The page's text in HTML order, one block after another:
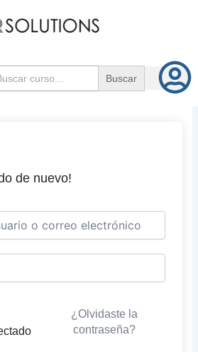
de nuevo!
¿Olvidaste la
contraseña?